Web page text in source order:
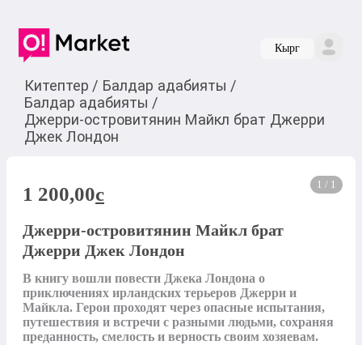
Кырг
Китептер / Балдар адабияты /
Балдар адабияты /
Джерри-островитянин Майкл брат Джерри
Джек Лондон
1 / 1
1 200,00c
Джерри-островитянин Майкл брат
Джерри Джек Лондон
В книгу вошли повести Джека Лондона о
приключениях ирландских терьеров Джерри и
Майкла. Герои проходят через опасные испытания,
путешествия и встречи с разными людьми, сохраняя
преданность, смелость и верность своим хозяевам.